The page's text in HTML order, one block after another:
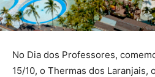
No Dia dos Professores,
15/10, o Thermas dos Laranjais,